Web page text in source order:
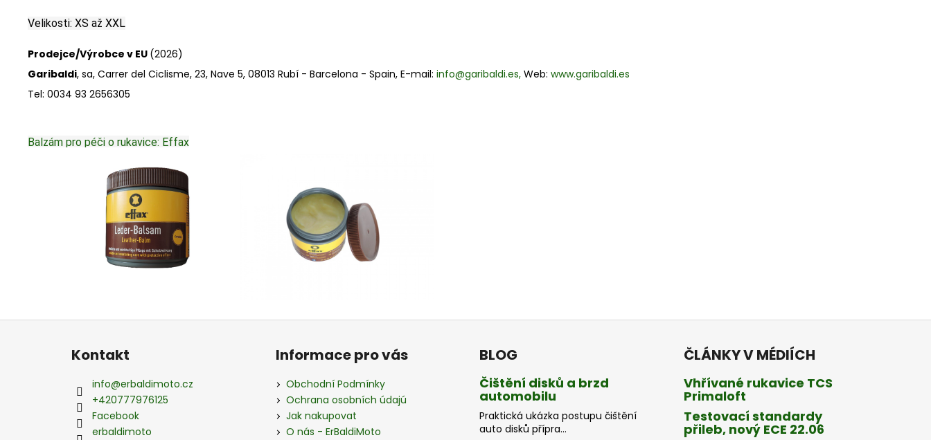
Velikosti: XS až XXL
Prodejce/Výrobce v EU (2026)
Garibaldi, sa, Carrer del Ciclisme, 23, Nave 5, 08013 Rubí - Barcelona - Spain, E-mail: info@garibaldi.es, Web: www.garibaldi.es
Tel: 0034 93 2656305
Balzám pro péči o rukavice: Effax
Kontakt
info@erbaldimoto.cz
+420777976125
Facebook
erbaldimoto
Informace pro vás
Obchodní Podmínky
Ochrana osobních údajú
Jak nakupovat
O nás - ErBaldiMoto
BLOG
Čištění disků a brzd
automobilu
Praktická ukázka postupu čištění
auto disků přípra...
ČLÁNKY V MÉDIÍCH
Vhřívané rukavice TCS
Primaloft
Testovací standardy
přileb, nový ECE 22.06